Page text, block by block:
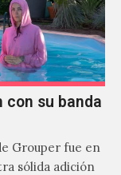
con su banda
Grouper fue en
sólida adición